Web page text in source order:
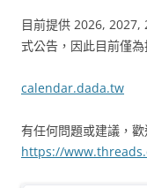
目前提供 2026, 2027,
式公告，因此目前僅為
calendar.dada.tw
有任何問題或建議，
https://